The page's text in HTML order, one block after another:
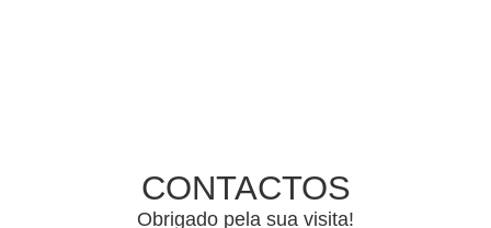
CONTACTOS
Obrigado pela sua visita!